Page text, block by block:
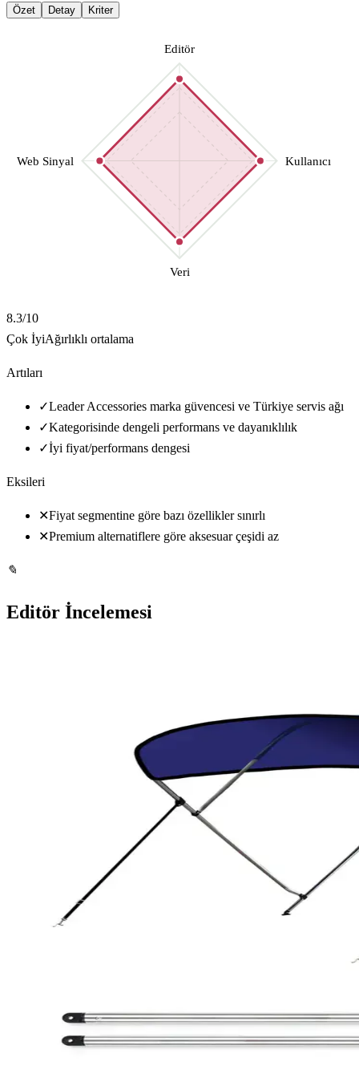
Özet Detay Kriter
Editör
Kullanıcı
Veri
Web Sinyal
8.3/10
Çok İyiAğırlıklı ortalama
Artıları
✓Leader Accessories marka güvencesi ve Türkiye servis ağı
✓Kategorisinde dengeli performans ve dayanıklılık
✓İyi fiyat/performans dengesi
Eksileri
✕Fiyat segmentine göre bazı özellikler sınırlı
✕Premium alternatiflere göre aksesuar çeşidi az
✎
Editör İncelemesi